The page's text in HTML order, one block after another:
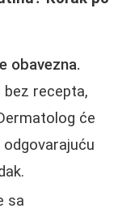
obavezna.
recepta,
će
sa